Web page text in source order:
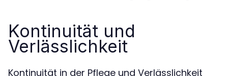
Kontinuität und
Verlässlichkeit
Kontinuität in der Pflege und Verlässlichkeit